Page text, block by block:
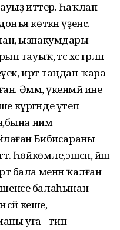
иттерә. Һаҡлап
көткән үҙенсә.
ызнакумдары
әтәс хәстәрләп
иртә таңдан-ҡара
Әммә, үкенмәй ине
күргәнде үтеп
нимә
Бибисараны
Һөйкөмле,эшсән, йәш
бала менән ҡалған
балаһынан
кеше,
уға - тип